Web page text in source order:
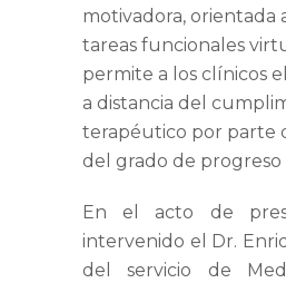
motivadora, orientada
tareas funcionales
permite a los clínicos
a distancia del
terapéutico por parte
del grado de progreso
En el acto de
intervenido el Dr.
del servicio de